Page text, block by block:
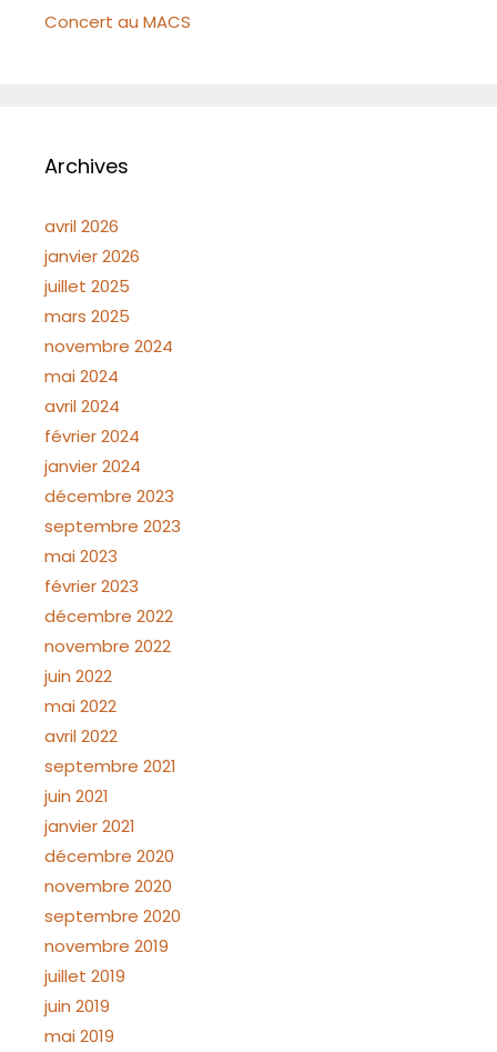
Concert au MACS
Archives
avril 2026
janvier 2026
juillet 2025
mars 2025
novembre 2024
mai 2024
avril 2024
février 2024
janvier 2024
décembre 2023
septembre 2023
mai 2023
février 2023
décembre 2022
novembre 2022
juin 2022
mai 2022
avril 2022
septembre 2021
juin 2021
janvier 2021
décembre 2020
novembre 2020
septembre 2020
novembre 2019
juillet 2019
juin 2019
mai 2019